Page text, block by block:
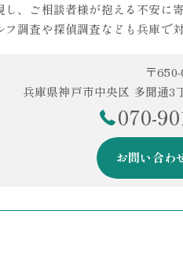
し、ご相談者様が抱える不安に
調査や探偵調査なども兵庫で
〒
兵庫県神戸市中央区 多聞通3
070-
お問い合わ